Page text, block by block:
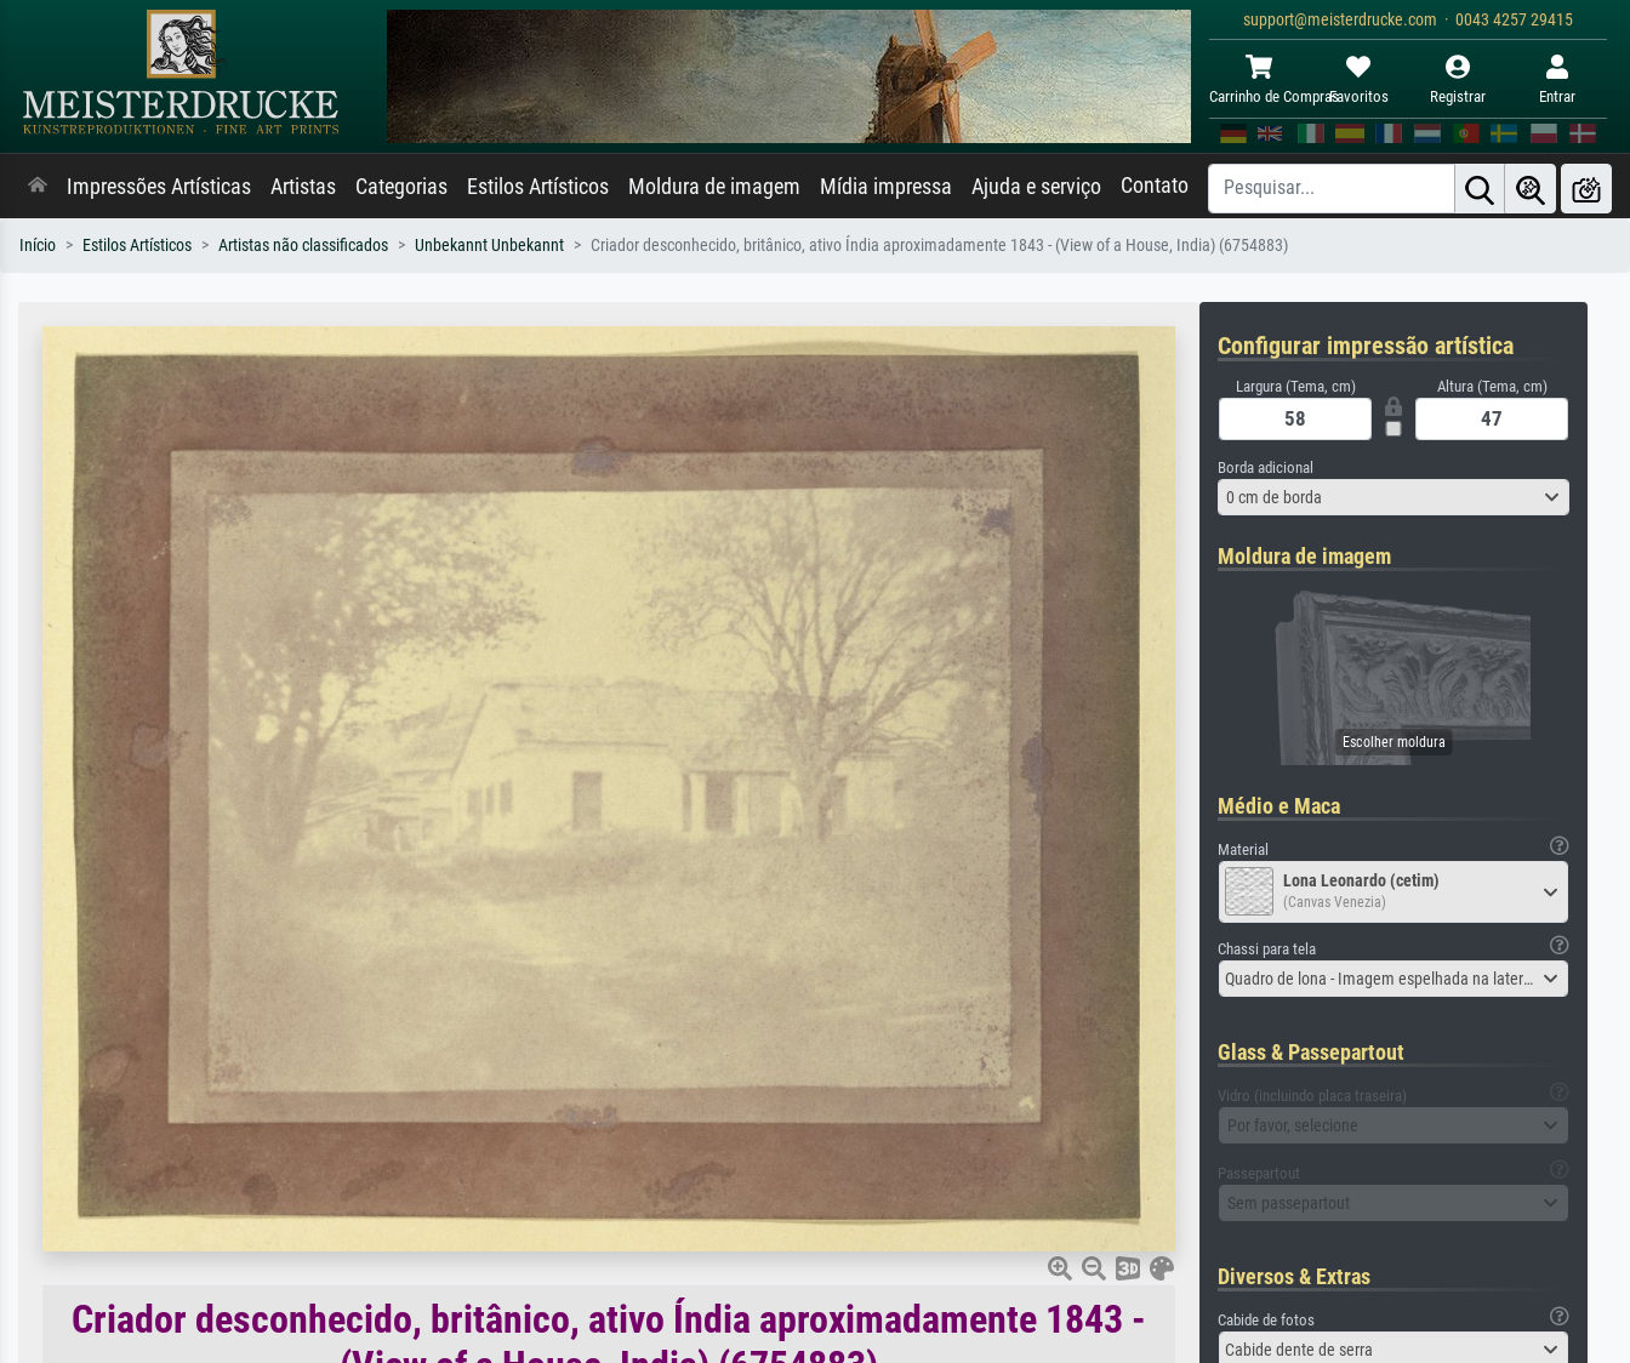
support@meisterdrucke.com · 0043 4257 29415
Carrinho de ComprasFavoritos Registrar Entrar
Impressões Artísticas Artistas Categorias Estilos Artísticos Moldura de imagem Mídia impressa Ajuda e serviço Contato
Início Estilos Artísticos Artistas não classificados Unbekannt Unbekannt Criador desconhecido, britânico, ativo Índia aproximadamente 1843 - (View of a House, India) (6754883)
Criador desconhecido, britânico, ativo Índia aproximadamente 1843 -
Configurar impressão artística
Largura (Tema, cm) Altura (Tema, cm)
Borda adicional
0 cm de borda
Moldura de imagem
Médio e Maca
Material
Lona Leonardo (cetim)
(Canvas Venezia)
Chassi para tela
Quadro de lona - Imagem espelhada na lateral
Glass & Passepartout
Vidro (incluindo placa traseira)
Por favor, selecione
Passepartout
Sem passepartout
Diversos & Extras
Cabide de fotos
Cabide dente de serra